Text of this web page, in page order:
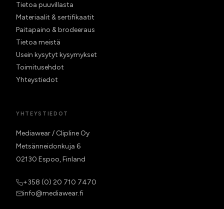
Tietoa puuvillasta
Materiaalit & sertifikaatit
Paitapaino & brodeeraus
Tietoa meistä
Usein kysytyt kysymykset
Toimitusehdot
Yhteystiedot
YHTEYSTIEDOT
Mediawear / Clipline Oy
Metsänneidonkuja 6
02130 Espoo, Finland
+358 (0) 20 710 7470
info@mediawear.fi